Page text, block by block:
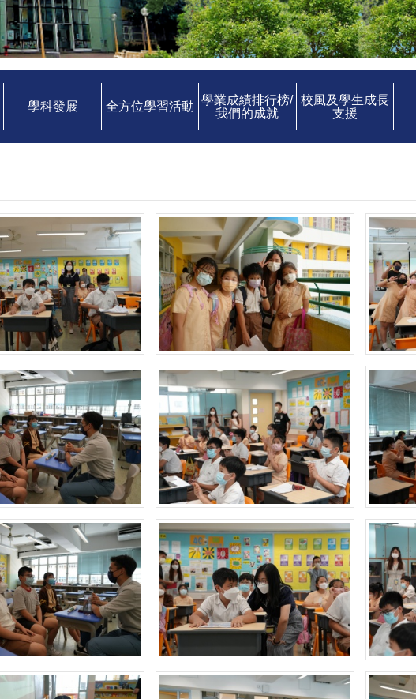
學科發展 全方位學習活動
學業成績排行榜/
我們的成就
校風及學生成長
支援